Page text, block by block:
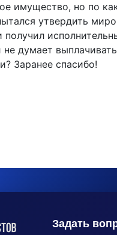
имущество, но по
утвердить
думает
Заранее спасибо!
Задать